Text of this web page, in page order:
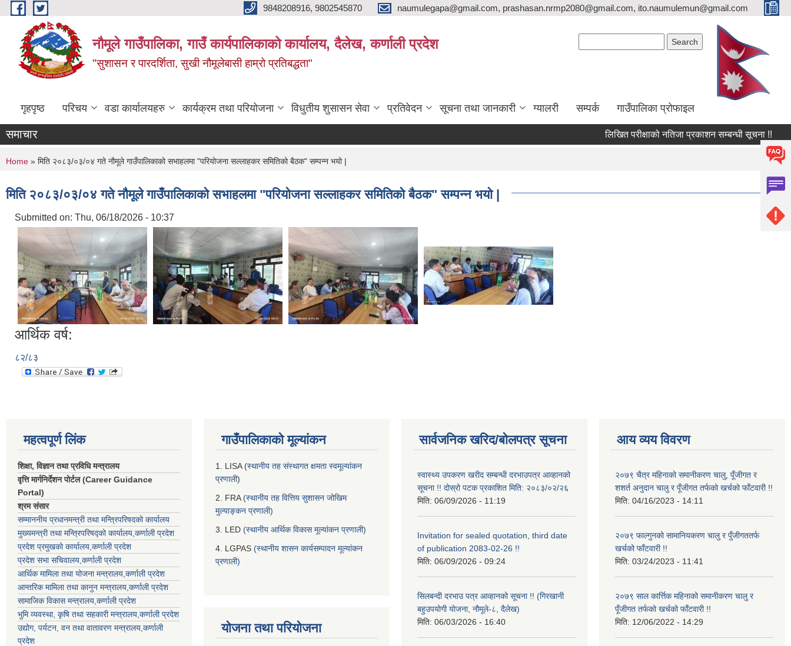
Skip to main content 9848208916, 9802545870 naumulegapa@gmail.com, prashasan.nrmp2080@gmail.com, ito.naumulemun@gmail.com
नौमूले गाउँपालिका, गाउँ कार्यपालिकाको कार्यालय, दैलेख, कर्णाली प्रदेश
"सुशासन र पारदर्शिता, सुखी नौमूलेबासी हाम्रो प्रतिबद्धता"
गृहपृष्ठ परिचय वडा कार्यालयहरु कार्यक्रम तथा परियोजना विधुतीय शुसासन सेवा प्रतिवेदन सूचना तथा जानकारी ग्यालरी सम्पर्क गाउँपालिका प्रोफाइल
समाचार लिखित परीक्षाको नतिजा प्रकाशन सम्बन्धी सूचना !!
You are here
Home » मिति २०८३/०३/०४ गते नौमूले गाउँपालिकाको सभाहलमा "परियोजना सल्लाहकर समितिको बैठक" सम्पन्न भयो |
मिति २०८३/०३/०४ गते नौमूले गाउँपालिकाको सभाहलमा "परियोजना सल्लाहकर समितिको बैठक" सम्पन्न भयो |
Submitted on: Thu, 06/18/2026 - 10:37
आर्थिक वर्ष:
८२/८३
महत्वपूर्ण लिंक
शिक्षा, विज्ञान तथा प्रविधि मन्त्रालय
वृत्ति मार्गनिर्देशन पोर्टल (Career Guidance
Portal)
श्रम संसार
सम्माननीय प्रधानमन्त्री तथा मन्त्रिपरिषद‌को कार्यालय
मुख्यमन्त्री तथा मन्त्रिपरिषद्को कार्यालय,कर्णाली प्रदेश
प्रदेश प्रमुखको कार्यालय,कर्णाली प्रदेश
प्रदेश सभा सचिवालय,कर्णाली प्रदेश
आर्थिक मामिला तथा योजना मन्त्रालय,कर्णाली प्रदेश
आन्तरिक मामिला तथा कानुन मन्त्रालय,कर्णाली प्रदेश
सामाजिक विकास मन्त्रालय,कर्णाली प्रदेश
भुमि व्यवस्था, कृषि तथा सहकारी मन्त्रालय,कर्णाली प्रदेश
उद्योग, पर्यटन, वन तथा वातावरण मन्त्रालय,कर्णाली
प्रदेश
गाउँपालिकाको मूल्यांकन
1. LISA (स्थानीय तह संस्थागत क्षमता स्वमूल्यांकन
प्रणाली)
2. FRA (स्थानीय तह वित्तिय सुशासन जोखिम
मुल्याङ्कन प्रणाली)
3. LED (स्थानीय आर्थिक विकास मूल्यांकन प्रणाली)
4. LGPAS (स्थानीय शासन कार्यसम्पादन मूल्यांकन
प्रणाली)
योजना तथा परियोजना
सार्वजनिक खरिद/बोलपत्र सूचना
स्वास्थ्य उपकरण खरीद सम्बन्धी दरभाउपत्र आव्हानको
सूचना !! दोस्रो पटक प्रकाशित मिति: २०८३/०२/२६
मिति: 06/09/2026 - 11:19
Invitation for sealed quotation, third date
of publication 2083-02-26 !!
मिति: 06/09/2026 - 09:24
सिलबन्दी दरभाउ पत्र आव्हानको सूचना !! (गिरखानी
बहुउपयोगी योजना, नौमूले-८, दैलेख)
मिति: 06/03/2026 - 16:40
आय व्यय विवरण
२०७९ चैत्र महिनाको समानीकरण चालु, पूँजीगत र
शशर्त अनुदान चालु र पूँजीगत तर्फको खर्चको फाँटवारी !!
मिति: 04/16/2023 - 14:11
२०७९ फाल्गुनको सामानियकरण चालु र पुँजीगततर्फ
खर्चको फाँटवारी !!
मिति: 03/24/2023 - 11:41
२०७९ साल कार्त्तिक महिनाको समानीकरण चालु र
पूँजीगत तर्फको खर्चको फाँटवारी !!
मिति: 12/06/2022 - 14:29